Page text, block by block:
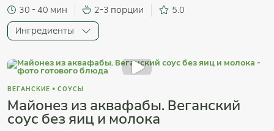
30 - 40 мин 2-3 порции
5.0
Ингредиенты
ВЕГАНСКИЕ • СОУСЫ
Майонез из аквафабы. Веганский
соус без яиц и молока